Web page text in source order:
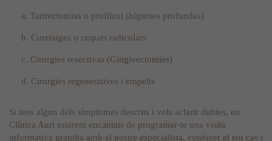
a. Tartrectomias o profilaxi (higienes profundas)
b. Curetatges o raspats radiculars
c. Cirurgies resectivas (Gingivectomies)
d. Cirurgies regeneratives i empelts
Si tens algun dels símptomes descrits i vols aclarir dubtes, en
Clínica Auri estarem encantats de programar-te una visita
informativa gratuïta amb el nostre especialista, conèixer el teu cas i